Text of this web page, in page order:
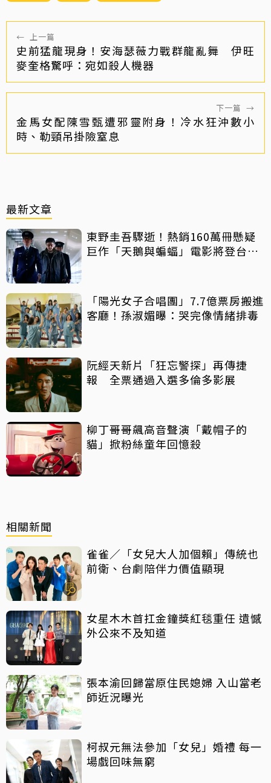
← 上一篇
史前猛龍現身！安海瑟薇力戰群龍亂舞 伊旺
麥奎格驚呼：宛如殺人機器
下一篇 →
金馬女配陳雪甄遭邪靈附身！冷水狂沖數小
時、勒頸吊掛險窒息
最新文章
東野圭吾驟逝！熱銷160萬冊懸疑
巨作「天鵝與蝙蝠」電影將登台上
「陽光女子合唱團」7.7億票房搬進
客廳！孫淑媚曝：哭完像情緒排毒
阮經天新片「狂忘警探」再傳捷
報 全票通過入選多倫多影展
柳丁哥哥飆高音聲演「戴帽子的
貓」掀粉絲童年回憶殺
相關新聞
雀雀／「女兒大人加個賴」傳統也
前衛、台劇陪伴力價值顯現
女星木木首扛金鐘獎紅毯重任 遺憾
外公來不及知道
張本渝回歸當原住民媳婦 入山當老
師近況曝光
柯叔元無法參加「女兒」婚禮 每一
場戲回味無窮